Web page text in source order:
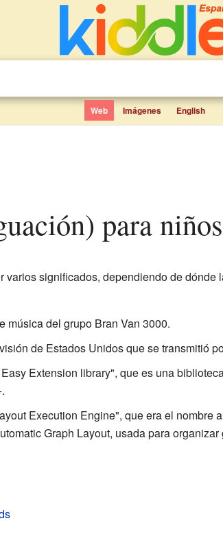
Web Imágenes English
para niños
varios significados, dependiendo de
música del grupo Bran Van 3000.
de Estados Unidos que se transmitió
Extension library", que es una
Execution Engine", que era el nombre
Graph Layout, usada para